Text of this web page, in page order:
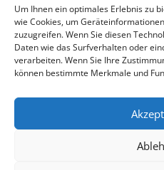
Um Ihnen ein optimales Erlebnis zu
wie Cookies, um
zuzugreifen. Wenn Sie diesen
Daten wie das Surfverhalten oder
verarbeiten. Wenn Sie Ihre
können bestimmte Merkmale und
Die Geräuschentwicklung von
Beim Hausbau an die Haustiere
Baurecht und Genehmigungen in
Wie groß sollte eine Solaranlage
Doppelstabmattenzaun oder
Kann energetisiertes Wasser die